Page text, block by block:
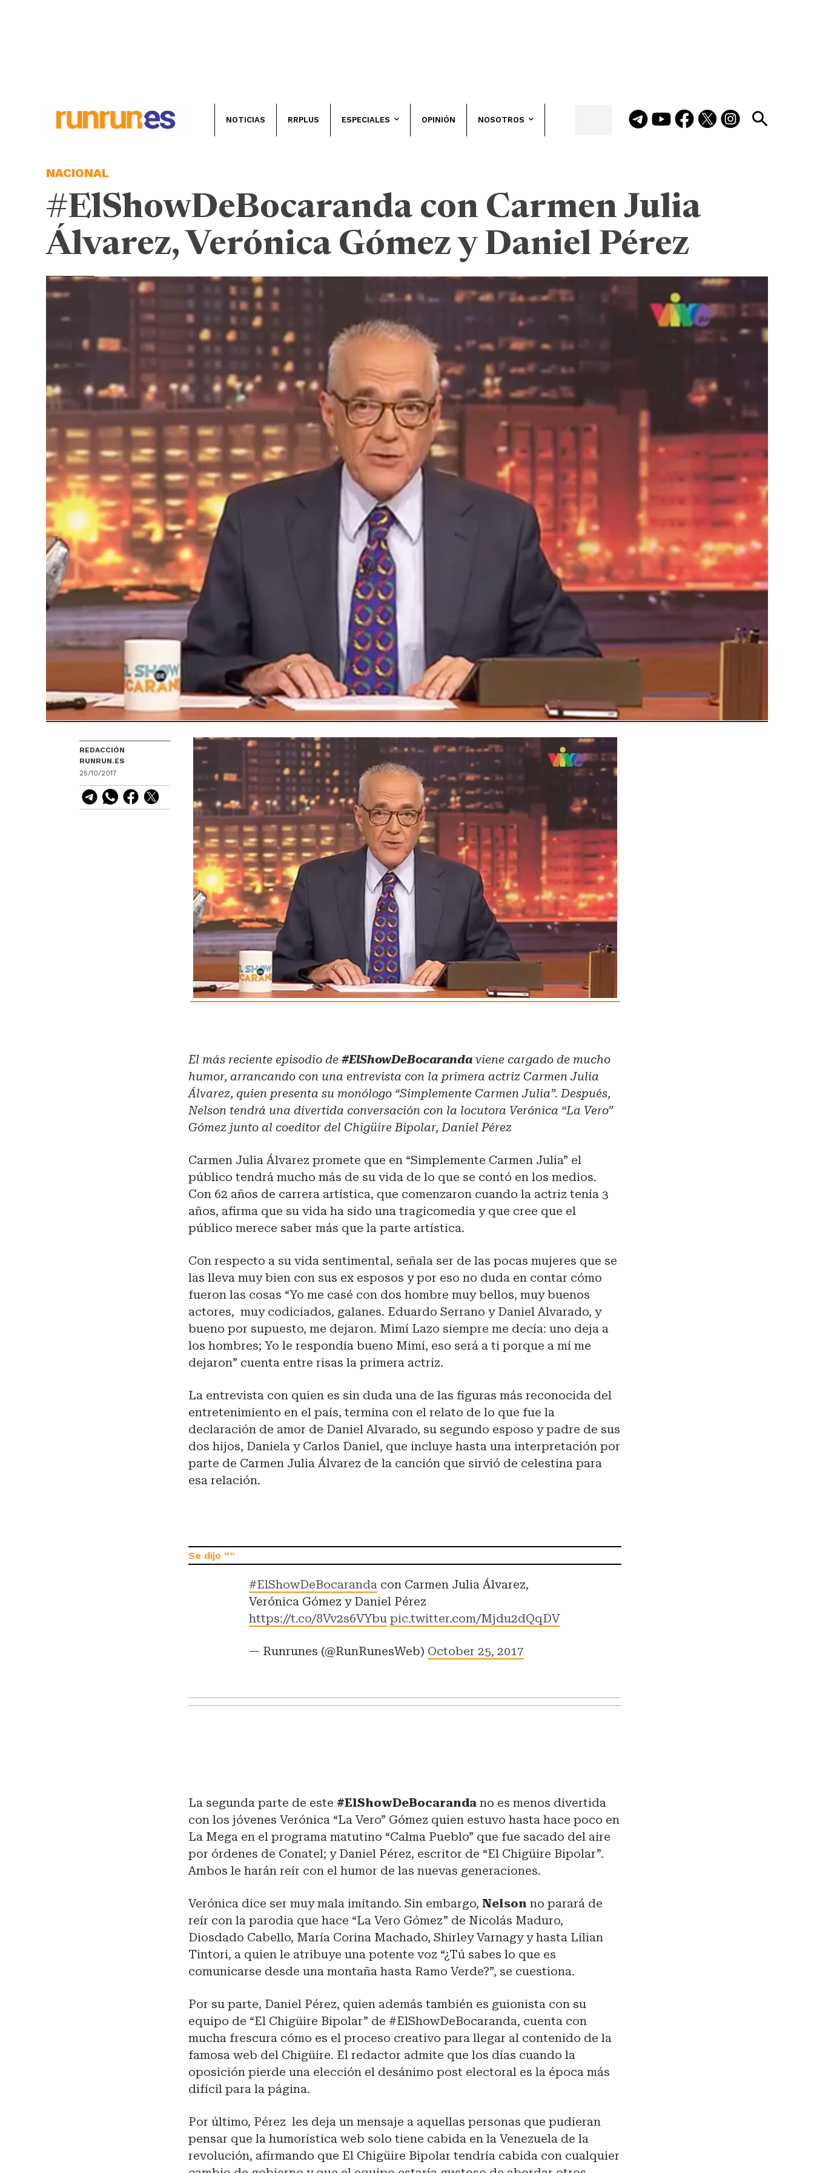
NOTICIAS RRPLUS ESPECIALES OPINIÓN NOSOTROS
NACIONAL
#ElShowDeBocaranda con Carmen Julia
Álvarez, Verónica Gómez y Daniel Pérez
REDACCIÓN
RUNRUN.ES
25/10/2017
El más reciente episodio de#ElShowDeBocarandaviene cargado de mucho
humor, arrancando con una entrevista con la primera actriz Carmen Julia
Álvarez, quien presenta su monólogo “Simplemente Carmen Julia”. Después,
Nelson tendrá una divertida conversación con la locutora Verónica “La Vero”
Gómez junto al coeditor del Chigüire Bipolar, Daniel Pérez
Carmen Julia Álvarez promete que en “Simplemente Carmen Julia” el
público tendrá mucho más de su vida de lo que se contó en los medios.
Con 62 años de carrera artística, que comenzaron cuando la actriz tenía 3
años, afirma que su vida ha sido una tragicomedia y que cree que el
público merece saber más que la parte artística.
Con respecto a su vida sentimental, señala ser de las pocas mujeres que se
las lleva muy bien con sus ex esposos y por eso no duda en contar cómo
fueron las cosas “Yo me casé con dos hombre muy bellos, muy buenos
actores, muy codiciados, galanes. Eduardo Serrano y Daniel Alvarado, y
bueno por supuesto, me dejaron. Mimí Lazo siempre me decía: uno deja a
los hombres; Yo le respondía bueno Mimí, eso será a ti porque a mí me
dejaron” cuenta entre risas la primera actriz.
La entrevista con quien es sin duda una de las figuras más reconocida del
entretenimiento en el país, termina con el relato de lo que fue la
declaración de amor de Daniel Alvarado, su segundo esposo y padre de sus
dos hijos, Daniela y Carlos Daniel, que incluye hasta una interpretación por
parte de Carmen Julia Álvarez de la canción que sirvió de celestina para
esa relación.
#ElShowDeBocaranda con Carmen Julia Álvarez,
Verónica Gómez y Daniel Pérez
https://t.co/8Vv2s6VYbu pic.twitter.com/Mjdu2dQqDV
— Runrunes (@RunRunesWeb) October 25, 2017
La segunda parte de este #ElShowDeBocaranda no es menos divertida
con los jóvenes Verónica “La Vero” Gómez quien estuvo hasta hace poco en
La Mega en el programa matutino “Calma Pueblo” que fue sacado del aire
por órdenes de Conatel; y Daniel Pérez, escritor de “El Chigüire Bipolar”.
Ambos le harán reír con el humor de las nuevas generaciones.
Verónica dice ser muy mala imitando. Sin embargo, Nelson no parará de
reír con la parodia que hace “La Vero Gómez” de Nicolás Maduro,
Diosdado Cabello, María Corina Machado, Shirley Varnagy y hasta Lilian
Tintori, a quien le atribuye una potente voz “¿Tú sabes lo que es
comunicarse desde una montaña hasta Ramo Verde?”, se cuestiona.
Por su parte, Daniel Pérez, quien además también es guionista con su
equipo de “El Chigüire Bipolar” de #ElShowDeBocaranda, cuenta con
mucha frescura cómo es el proceso creativo para llegar al contenido de la
famosa web del Chigüire. El redactor admite que los días cuando la
oposición pierde una elección el desánimo post electoral es la época más
difícil para la página.
Por último, Pérez les deja un mensaje a aquellas personas que pudieran
pensar que la humorística web solo tiene cabida en la Venezuela de la
revolución, afirmando que El Chigüire Bipolar tendría cabida con cualquier